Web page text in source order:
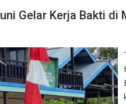
Gelar Kerja Bakti di